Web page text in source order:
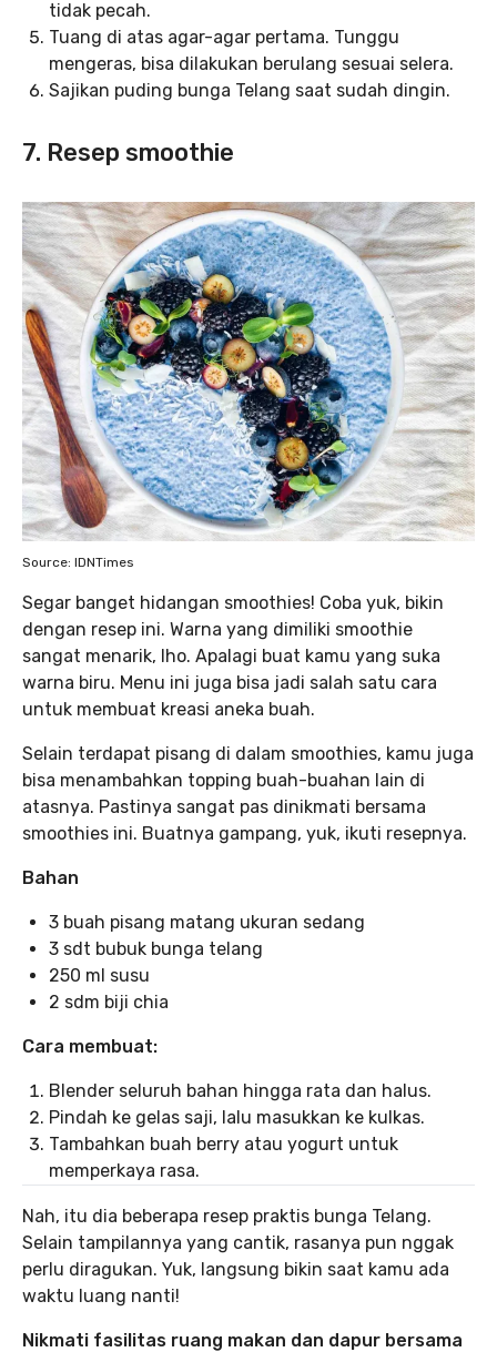
tidak pecah.
Tuang di atas agar-agar pertama. Tunggu
mengeras, bisa dilakukan berulang sesuai selera.
Sajikan puding bunga Telang saat sudah dingin.
7. Resep smoothie
Source: IDNTimes
Segar banget hidangan smoothies! Coba yuk, bikin
dengan resep ini. Warna yang dimiliki smoothie
sangat menarik, lho. Apalagi buat kamu yang suka
warna biru. Menu ini juga bisa jadi salah satu cara
untuk membuat kreasi aneka buah.
Selain terdapat pisang di dalam smoothies, kamu juga
bisa menambahkan topping buah-buahan lain di
atasnya. Pastinya sangat pas dinikmati bersama
smoothies ini. Buatnya gampang, yuk, ikuti resepnya.
Bahan
3 buah pisang matang ukuran sedang
3 sdt bubuk bunga telang
250 ml susu
2 sdm biji chia
Cara membuat:
Blender seluruh bahan hingga rata dan halus.
Pindah ke gelas saji, lalu masukkan ke kulkas.
Tambahkan buah berry atau yogurt untuk
memperkaya rasa.
Nah, itu dia beberapa resep praktis bunga Telang.
Selain tampilannya yang cantik, rasanya pun nggak
perlu diragukan. Yuk, langsung bikin saat kamu ada
waktu luang nanti!
Nikmati fasilitas ruang makan dan dapur bersama